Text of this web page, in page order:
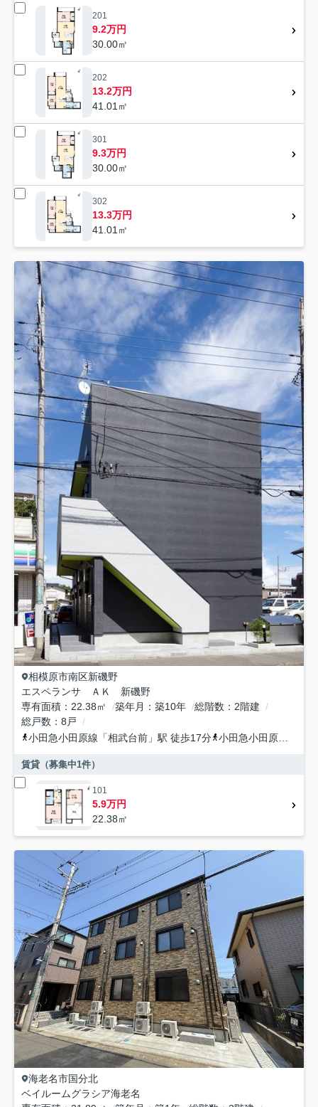
201
9.2万円
30.00㎡
202
13.2万円
41.01㎡
301
9.3万円
30.00㎡
302
13.3万円
41.01㎡
相模原市南区新磯野
エスペランサ ＡＫ 新磯野
専有面積
22.38㎡ 築年月 築10年 総階数
2階建
総戸数
8戸
小田急小田原線 「相武台前 」駅 徒歩17分 小田急小田原線
賃貸（募集中1件）
101
5.9万円
22.38㎡
海老名市国分北
ベイルームグラシア海老名